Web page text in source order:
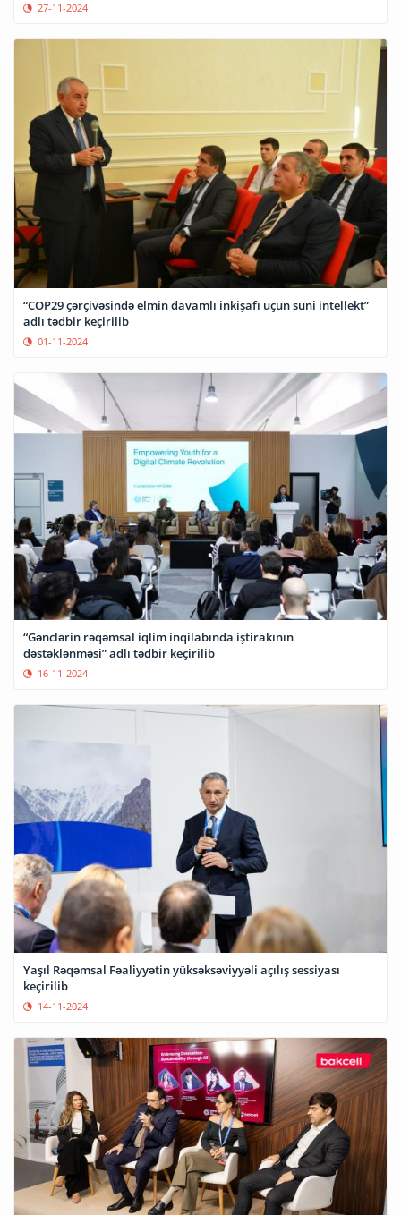
27-11-2024
“COP29 çərçivəsində elmin davamlı inkişafı üçün süni intellekt”
adlı tədbir keçirilib
01-11-2024
“Gənclərin rəqəmsal iqlim inqilabında iştirakının
dəstəklənməsi” adlı tədbir keçirilib
16-11-2024
Yaşıl Rəqəmsal Fəaliyyətin yüksəksəviyyəli açılış sessiyası
keçirilib
14-11-2024